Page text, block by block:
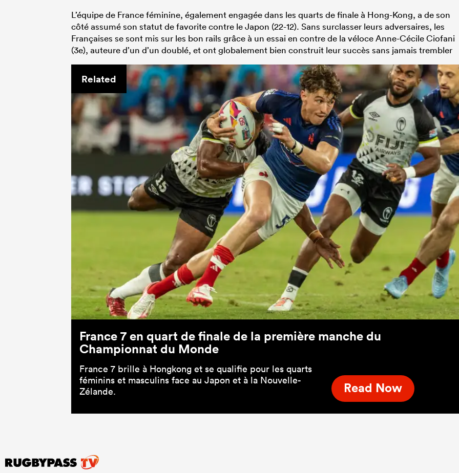
L’équipe de France féminine, également engagée dans les quarts de finale à Hong-Kong, a de son
côté assumé son statut de favorite contre le Japon (22-12). Sans surclasser leurs adversaires, les
Françaises se sont mis sur les bon rails grâce à un essai en contre de la véloce Anne-Cécile Ciofani
(3e), auteure d’un d’un doublé, et ont globalement bien construit leur succès sans jamais trembler
Related
France 7 en quart de finale de la première manche du
Championnat du Monde
France 7 brille à Hongkong et se qualifie pour les quarts
féminins et masculins face au Japon et à la Nouvelle-
Zélande.
Read Now